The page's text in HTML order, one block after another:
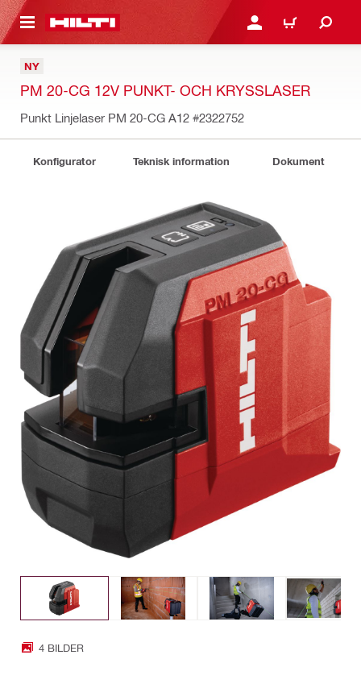
GÅ TILL HUVUDSIDAN LOGGA IN ELLER
VARUKORG
NY
PM 20-CG 12V PUNKT- OCH KRYSSLASER
Punkt Linjelaser PM 20-CG A12 #2322752
Konfigurator Teknisk information Dokument
4 BILDER